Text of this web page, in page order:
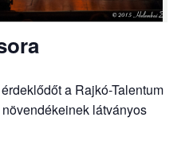
a Rajkó-Talentum
látványos